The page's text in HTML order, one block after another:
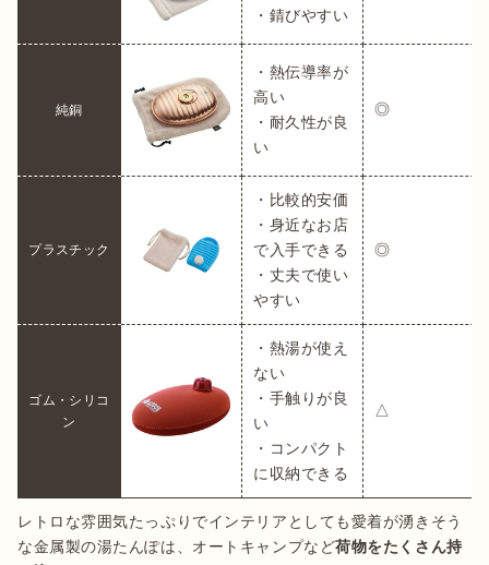
・錆びやすい
純銅
・熱伝導率が
高い
・耐久性が良
い
◎
プラスチック
・比較的安価
・身近なお店
で入手できる
・丈夫で使い
やすい
◎
ゴム・シリコ
ン
・熱湯が使え
ない
・手触りが良
い
・コンパクト
に収納できる
△
レトロな雰囲気たっぷりでインテリアとしても愛着が湧きそう
な金属製の湯たんぽは、オートキャンプなど荷物をたくさん持